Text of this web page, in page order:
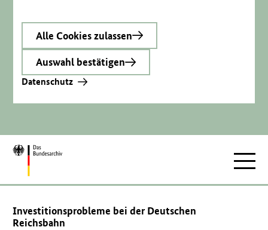
Alle Cookies zulassen
Auswahl bestätigen
Datenschutz
Zur
Investitionsprobleme bei der Deutschen
Reichsbahn